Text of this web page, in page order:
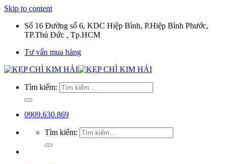
Skip to content
Số 16 Đường số 6, KDC Hiệp Bình, P.Hiệp Bình Phước,
TP.Thủ Đức , Tp.HCM
Tư vấn mua hàng
Tìm kiếm:
0909.630.869
Tìm kiếm: